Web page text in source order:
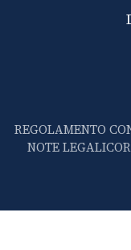
REGOLAMENTO
NOTE LEGALI